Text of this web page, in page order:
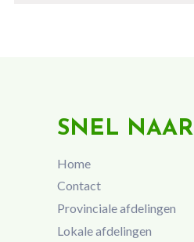
SNEL NAAR
Home
Contact
Provinciale afdelingen
Lokale afdelingen